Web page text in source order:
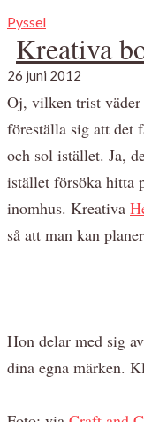
Pyssel
Kreativa
26 juni 2012
Oj, vilken trist
föreställa sig att det
och sol istället. Ja,
istället försöka hitta
inomhus. Kreativa
så att man kan
Hon delar med sig
dina egna märken.